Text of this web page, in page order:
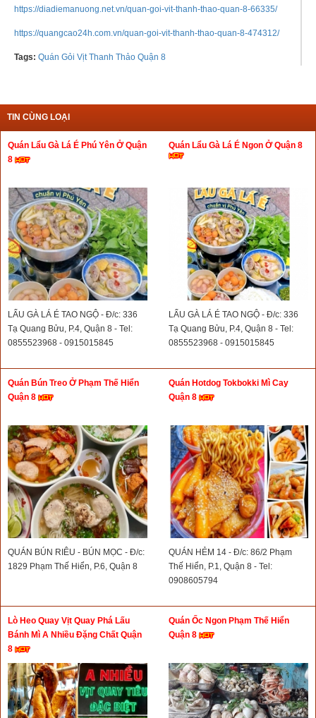
https://diadiemanuong.net.vn/quan-goi-vit-thanh-thao-quan-8-66335/
https://quangcao24h.com.vn/quan-goi-vit-thanh-thao-quan-8-474312/
Tags: Quán Gỏi Vịt Thanh Thảo Quận 8
TIN CÙNG LOẠI
Quán Lẩu Gà Lá É Phú Yên Ở Quận
8
LẨU GÀ LÁ É TAO NGỘ - Đ/c: 336
Tạ Quang Bửu, P.4, Quận 8 - Tel:
0855523968 - 0915015845
Quán Lẩu Gà Lá É Ngon Ở Quận 8
LẨU GÀ LÁ É TAO NGỘ - Đ/c: 336
Tạ Quang Bửu, P.4, Quận 8 - Tel:
0855523968 - 0915015845
Quán Bún Treo Ở Phạm Thế Hiển
Quận 8
QUÁN BÚN RIÊU - BÚN MỌC - Đ/c:
1829 Phạm Thế Hiển, P.6, Quận 8
Quán Hotdog Tokbokki Mì Cay
Quận 8
QUÁN HẺM 14 - Đ/c: 86/2 Phạm
Thế Hiển, P.1, Quận 8 - Tel:
0908605794
Lò Heo Quay Vịt Quay Phá Lấu
Bánh Mì A Nhiều Đặng Chất Quận
8
Quán Ốc Ngon Phạm Thế Hiển
Quận 8